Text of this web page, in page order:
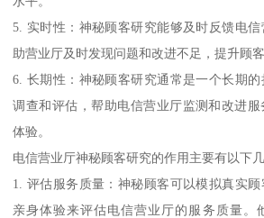
5. 实时性：神秘顾客研究能够及时反馈电
助营业厅及时发现问题和改进不足，提升顾
6. 长期性：神秘顾客研究通常是一个长期
调查和评估，帮助电信营业厅监测和改进
体验。
电信营业厅神秘顾客研究的作用主要有以下几
1. 评估服务质量：神秘顾客可以模拟真实
亲身体验来评估电信营业厅的服务质量。